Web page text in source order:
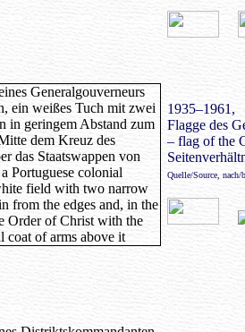
1935–1961,
Flagge des
– flag of the
Quelle/Source,